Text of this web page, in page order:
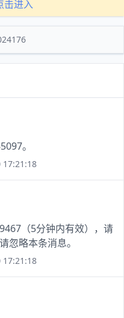
击进入
。
17:21:18
（5分钟内有效），请
忽略本条消息。
17:21:18